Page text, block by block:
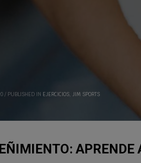
/ PUBLISHED IN EJERCICIOS, JIM SPORTS
APRENDE